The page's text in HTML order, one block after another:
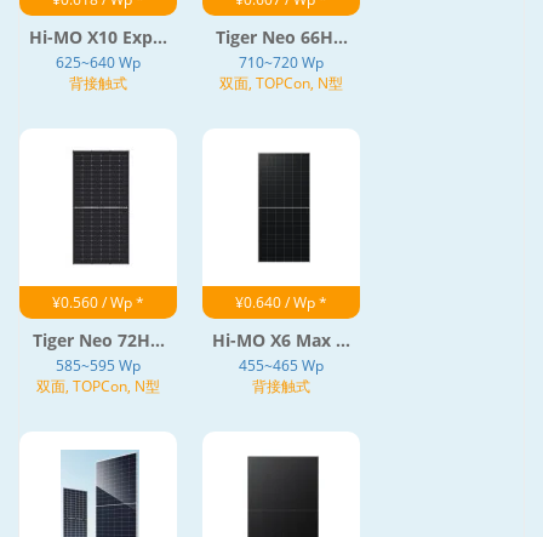
Hi-MO X10 Exp...
625~640 Wp
背接触式
Tiger Neo 66H...
710~720 Wp
双面, TOPCon, N型
¥0.560 / Wp *
Tiger Neo 72H...
585~595 Wp
双面, TOPCon, N型
¥0.640 / Wp *
Hi-MO X6 Max ...
455~465 Wp
背接触式